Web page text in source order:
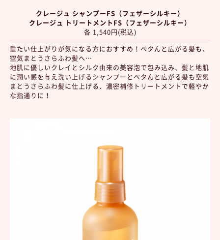
クレージュ シャンプーFS（フェザーシルキー）
クレージュ トリートメントFS（フェザーシルキー）
各 1,540円(税込)
重たい仕上がりが気になる方におすすめ！ペタんと広がる髪も、
空気まとうさらふわ髪へ…
地肌に優しいクレイとシルク由来の美容泡で包み込み、髪と地肌
に潤い感を与え洗い上げるシャンプーとペタんと広がる髪も空気
まとうさらふわ髪に仕上げる、濃密補修トリートメントで軽やか
な指通りに！